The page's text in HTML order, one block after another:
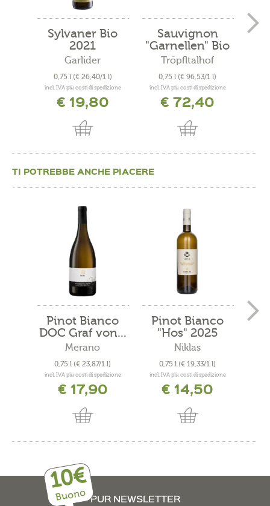
Sylvaner Bio
2021
Garlider
0,75 l (€ 26,40/1 l)
incl. IVA più costi di spedizione
€ 19,80
Sauvignon
"Garnellen" Bio
2019
Tröpfltalhof
0,75 l (€ 96,53/1 l)
incl. IVA più costi di spedizione
€ 72,40
TI POTREBBE ANCHE PIACERE
Pinot Bianco
DOC Graf von...
Merano
0,75 l (€ 23,87/1 l)
incl. IVA più costi di spedizione
€ 17,90
Pinot Bianco
"Hos" 2025
Niklas
0,75 l (€ 19,33/1 l)
incl. IVA più costi di spedizione
€ 14,50
10€
Buono PUR NEWSLETTER